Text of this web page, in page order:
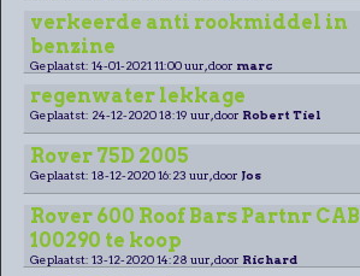
verkeerde anti rookmiddel in
benzine
Geplaatst: 14-01-2021 11:00 uur, door marc
regenwater lekkage
Geplaatst: 24-12-2020 18:19 uur, door Robert Tiel
Rover 75D 2005
Geplaatst: 18-12-2020 16:23 uur, door Jos
Rover 600 Roof Bars Partnr CAB
100290 te koop
Geplaatst: 13-12-2020 14:28 uur, door Richard